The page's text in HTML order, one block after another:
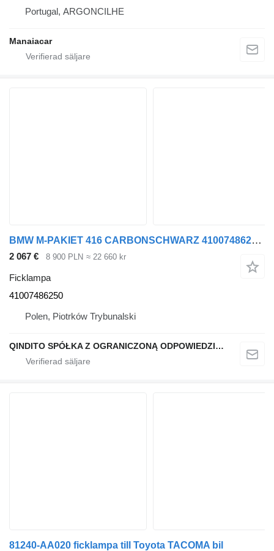
Portugal, ARGONCILHE
Manaiacar
BMW M-PAKIET 416 CARBONSCHWARZ 41007486250 ficklampa till BMW X04 G02 bil
2 067 € 8 900 PLN ≈ 22 660 kr
Ficklampa
41007486250
Polen, Piotrków Trybunalski
QINDITO SPÓŁKA Z OGRANICZONĄ ODPOWIEDZIALNOŚCIĄ
81240-AA020 ficklampa till Toyota TACOMA bil